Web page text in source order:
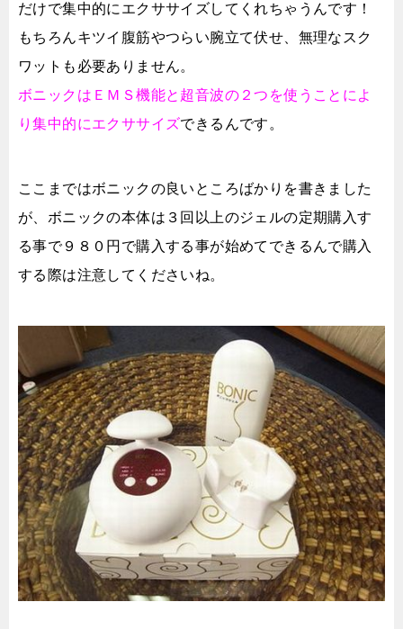
だけで集中的にエクササイズしてくれちゃうんです！
もちろんキツイ腹筋やつらい腕立て伏せ、無理なスク
ワットも必要ありません。
ボニックはＥＭＳ機能と超音波の２つを使うことによ
り集中的にエクササイズできるんです。
ここまではボニックの良いところばかりを書きました
が、ボニックの本体は３回以上のジェルの定期購入す
る事で９８０円で購入する事が始めてできるんで購入
する際は注意してくださいね。